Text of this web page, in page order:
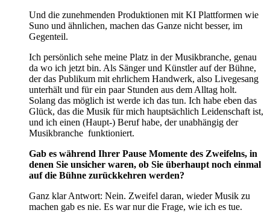
Und die zunehmenden Produktionen mit KI Plattformen wie
Suno und ähnlichen, machen das Ganze nicht besser, im
Gegenteil.
Ich persönlich sehe meine Platz in der Musikbranche, genau
da wo ich jetzt bin. Als Sänger und Künstler auf der Bühne,
der das Publikum mit ehrlichem Handwerk, also Livegesang
unterhält und für ein paar Stunden aus dem Alltag holt.
Solang das möglich ist werde ich das tun. Ich habe eben das
Glück, das die Musik für mich hauptsächlich Leidenschaft ist,
und ich einen (Haupt-) Beruf habe, der unabhängig der
Musikbranche funktioniert.
Gab es während Ihrer Pause Momente des Zweifelns, in
denen Sie unsicher waren, ob Sie überhaupt noch einmal
auf die Bühne zurückkehren werden?
Ganz klar Antwort: Nein. Zweifel daran, wieder Musik zu
machen gab es nie. Es war nur die Frage, wie ich es tue.